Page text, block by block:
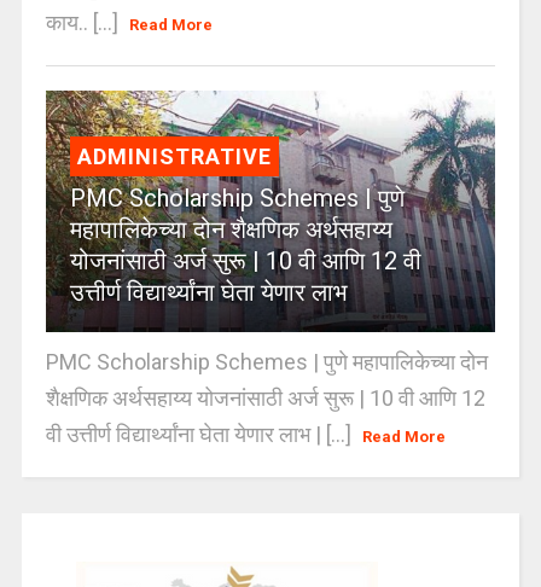
काय.. [...]
Read More
ADMINISTRATIVE
PMC Scholarship Schemes | पुणे
महापालिकेच्या दोन शैक्षणिक अर्थसहाय्य
योजनांसाठी अर्ज सुरू | 10 वी आणि 12 वी
उत्तीर्ण विद्यार्थ्यांना घेता येणार लाभ
PMC Scholarship Schemes | पुणे महापालिकेच्या दोन
शैक्षणिक अर्थसहाय्य योजनांसाठी अर्ज सुरू | 10 वी आणि 12
वी उत्तीर्ण विद्यार्थ्यांना घेता येणार लाभ | [...]
Read More